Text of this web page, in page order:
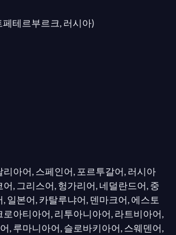
고의
제공하는 수천 개 중 하나일 뿐이
테르부르크, 러시아)
리아어, 스페인어, 포르투갈어, 러시아
, 그리스어, 헝가리어, 네덜란드어, 중
일본어, 카탈루냐어, 덴마크어, 에스토
로아티아어, 리투아니아어, 라트비아어,
, 루마니아어, 슬로바키아어, 스웨덴어,